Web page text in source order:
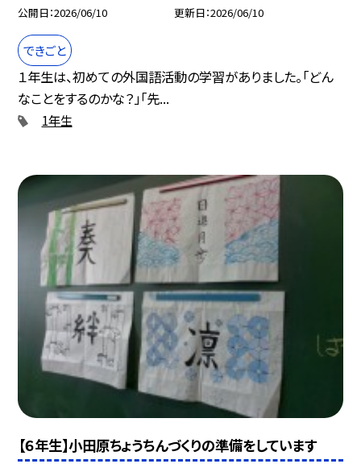
公開日 2026/06/10 更新日 2026/06/10
できごと
１年生は、初めての外国語活動の学習がありました。「どん
なことをするのかな？」「先...
1年生
【６年生】小田原ちょうちんづくりの準備をしています